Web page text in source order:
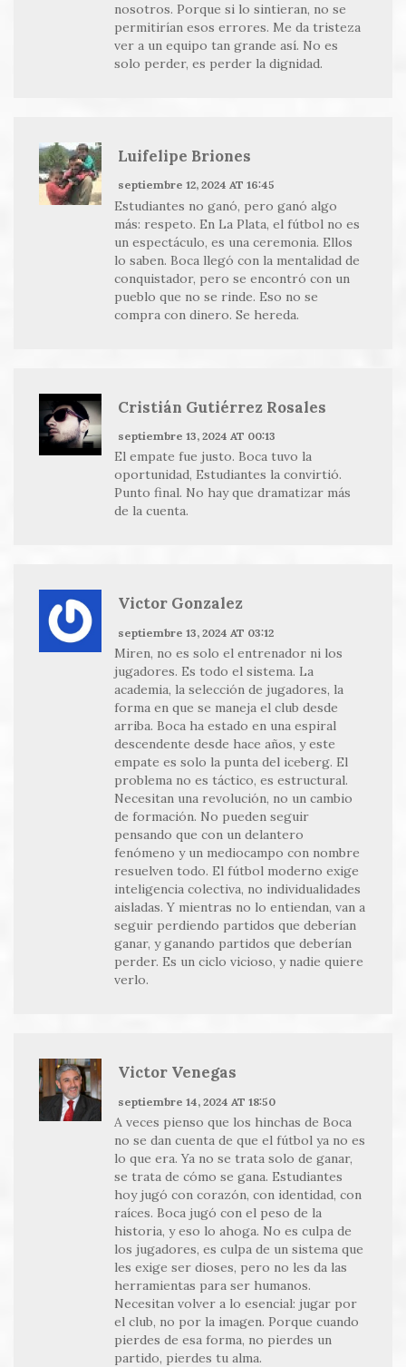
nosotros. Porque si lo sintieran, no se
permitirían esos errores. Me da tristeza
ver a un equipo tan grande así. No es
solo perder, es perder la dignidad.
Luifelipe Briones
septiembre 12, 2024 AT 16:45
Estudiantes no ganó, pero ganó algo
más: respeto. En La Plata, el fútbol no es
un espectáculo, es una ceremonia. Ellos
lo saben. Boca llegó con la mentalidad de
conquistador, pero se encontró con un
pueblo que no se rinde. Eso no se
compra con dinero. Se hereda.
Cristián Gutiérrez Rosales
septiembre 13, 2024 AT 00:13
El empate fue justo. Boca tuvo la
oportunidad, Estudiantes la convirtió.
Punto final. No hay que dramatizar más
de la cuenta.
Victor Gonzalez
septiembre 13, 2024 AT 03:12
Miren, no es solo el entrenador ni los
jugadores. Es todo el sistema. La
academia, la selección de jugadores, la
forma en que se maneja el club desde
arriba. Boca ha estado en una espiral
descendente desde hace años, y este
empate es solo la punta del iceberg. El
problema no es táctico, es estructural.
Necesitan una revolución, no un cambio
de formación. No pueden seguir
pensando que con un delantero
fenómeno y un mediocampo con nombre
resuelven todo. El fútbol moderno exige
inteligencia colectiva, no individualidades
aisladas. Y mientras no lo entiendan, van a
seguir perdiendo partidos que deberían
ganar, y ganando partidos que deberían
perder. Es un ciclo vicioso, y nadie quiere
verlo.
Victor Venegas
septiembre 14, 2024 AT 18:50
A veces pienso que los hinchas de Boca
no se dan cuenta de que el fútbol ya no es
lo que era. Ya no se trata solo de ganar,
se trata de cómo se gana. Estudiantes
hoy jugó con corazón, con identidad, con
raíces. Boca jugó con el peso de la
historia, y eso lo ahoga. No es culpa de
los jugadores, es culpa de un sistema que
les exige ser dioses, pero no les da las
herramientas para ser humanos.
Necesitan volver a lo esencial: jugar por
el club, no por la imagen. Porque cuando
pierdes de esa forma, no pierdes un
partido, pierdes tu alma.